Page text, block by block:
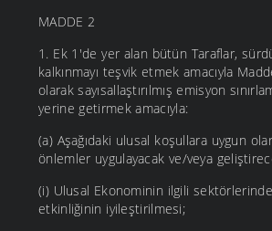
MADDE 2
1. Ek 1'de yer alan bütün Taraflar,
kalkınmayı teşvik etmek amacıyla
olarak sayısallaştırılmış emisyon
yerine getirmek amacıyla:
(a) Aşağıdaki ulusal koşullara uygun
önlemler uygulayacak ve/veya
(i) Ulusal Ekonominin ilgili
etkinliğinin iyileştirilmesi;